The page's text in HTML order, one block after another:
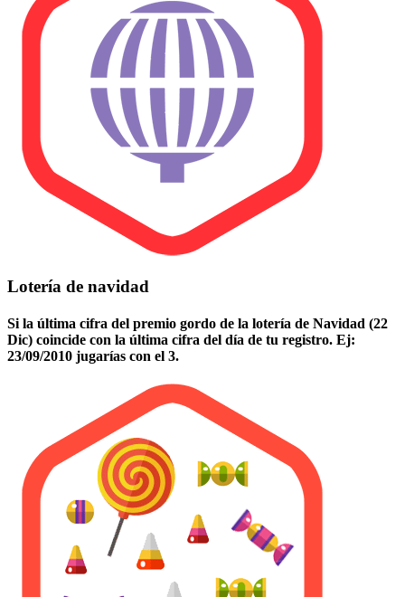
Lotería de navidad
Si la última cifra del premio gordo de la lotería de Navidad (22
Dic) coincide con la última cifra del día de tu registro. Ej:
23/09/2010 jugarías con el 3.